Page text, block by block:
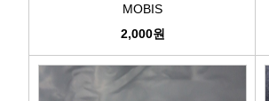
MOBIS
2,000원